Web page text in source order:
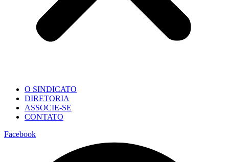
O SINDICATO
DIRETORIA
ASSOCIE-SE
CONTATO
Facebook